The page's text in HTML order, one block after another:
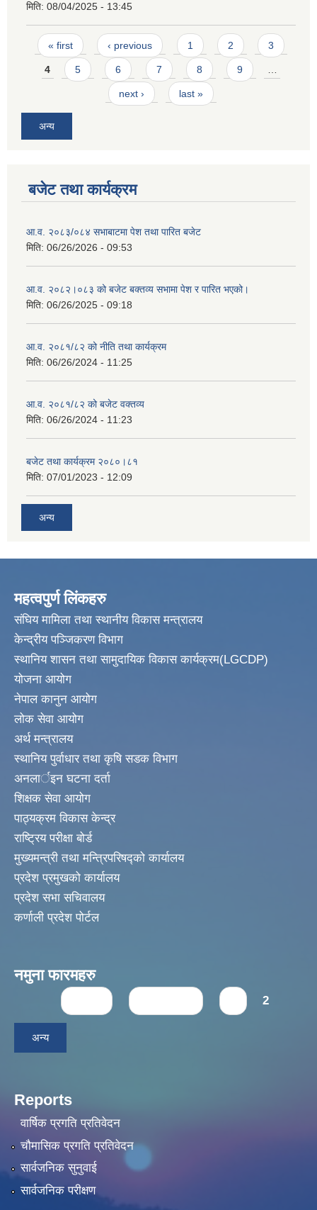
मिति: 08/04/2025 - 13:45
Pages
« first ‹ previous 1 2 3
4 5 6 7 8 9
next › last »
अन्य
बजेट तथा कार्यक्रम
आ.व. २०८३/०८४ सभाबाटमा पेश तथा पारित बजेट
मिति: 06/26/2026 - 09:53
आ‍.व. २०८२।०८३ को बजेट बक्तव्य सभामा पेश र पारित भएको।
मिति: 06/26/2025 - 09:18
आ.व. २०८१/८२ को नीति तथा कार्यक्रम
मिति: 06/26/2024 - 11:25
आ.व. २०८१/८२ को बजेट वक्तव्य
मिति: 06/26/2024 - 11:23
बजेट तथा कार्यक्रम २०८०।८१
मिति: 07/01/2023 - 12:09
अन्य
महत्वपुर्ण लिंकहरु
संघिय मामिला तथा स्थानीय विकास मन्त्रालय
केन्द्रीय पञ्जिकरण विभाग
स्थानिय शासन तथा सामुदायिक विकास कार्यक्रम(LGCDP)
योजना आयोग
नेपाल कानुन आयोग
लोक सेवा आयोग
अर्थ मन्त्रालय
स्थानिय पुर्वाधार तथा कृषि सडक विभाग
अनलार्इन घटना दर्ता
शिक्षक सेवा आयोग
पाठ्यक्रम विकास केन्द्र
राष्ट्रिय परीक्षा बोर्ड
मुख्यमन्त्री तथा मन्त्रिपरिषद्को कार्यालय
प्रदेश प्रमुखको कार्यालय
प्रदेश सभा सचिवालय
कर्णाली प्रदेश पोर्टल
नमुना फारमहरु
Pages 2
अन्य
Reports
वार्षिक प्रगति प्रतिवेदन
चौमासिक प्रगति प्रतिवेदन
सार्वजनिक सुनुवाई
सार्वजनिक परीक्षण